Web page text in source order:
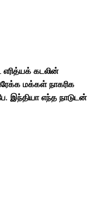
எரித்யக் கடலின்
மக்கள் நாகரிக
இந்தியா எந்த நாடுடன்